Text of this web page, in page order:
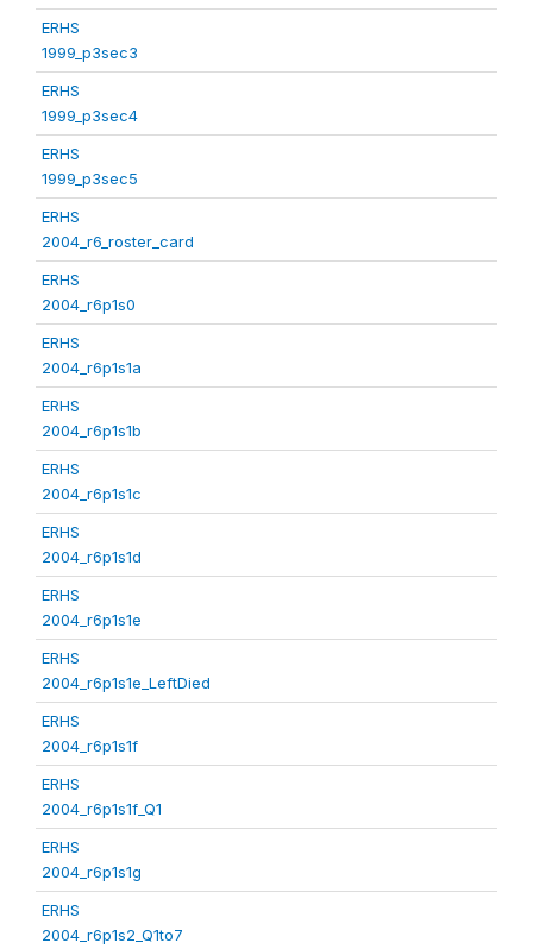
ERHS
1999_p3sec3
ERHS
1999_p3sec4
ERHS
1999_p3sec5
ERHS
2004_r6_roster_card
ERHS
2004_r6p1s0
ERHS
2004_r6p1s1a
ERHS
2004_r6p1s1b
ERHS
2004_r6p1s1c
ERHS
2004_r6p1s1d
ERHS
2004_r6p1s1e
ERHS
2004_r6p1s1e_LeftDied
ERHS
2004_r6p1s1f
ERHS
2004_r6p1s1f_Q1
ERHS
2004_r6p1s1g
ERHS
2004_r6p1s2_Q1to7